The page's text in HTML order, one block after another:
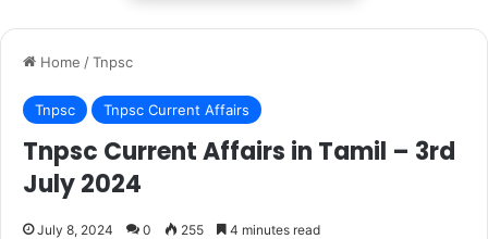
Home /Tnpsc
Tnpsc Tnpsc Current Affairs
Tnpsc Current Affairs in Tamil – 3rd
July 2024
July 8, 2024 0 255 4 minutes read